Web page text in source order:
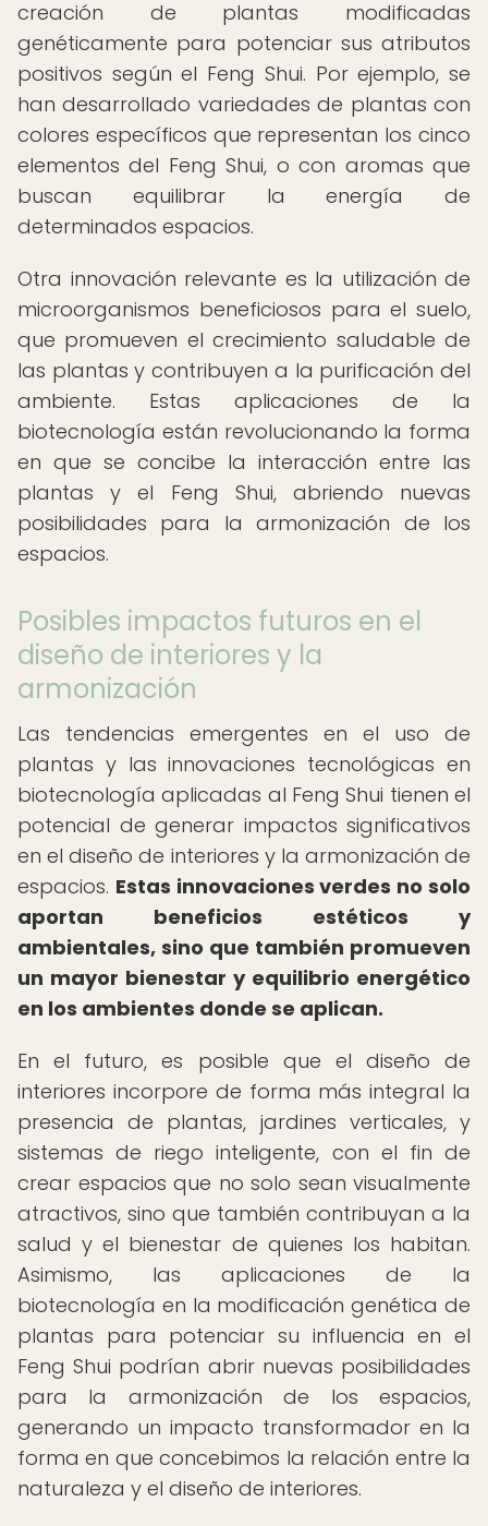
creación de plantas modificadas
genéticamente para potenciar sus atributos
positivos según el Feng Shui. Por ejemplo, se
han desarrollado variedades de plantas con
colores específicos que representan los cinco
elementos del Feng Shui, o con aromas que
buscan equilibrar la energía de
determinados espacios.
Otra innovación relevante es la utilización de
microorganismos beneficiosos para el suelo,
que promueven el crecimiento saludable de
las plantas y contribuyen a la purificación del
ambiente. Estas aplicaciones de la
biotecnología están revolucionando la forma
en que se concibe la interacción entre las
plantas y el Feng Shui, abriendo nuevas
posibilidades para la armonización de los
espacios.
Posibles impactos futuros en el
diseño de interiores y la
armonización
Las tendencias emergentes en el uso de
plantas y las innovaciones tecnológicas en
biotecnología aplicadas al Feng Shui tienen el
potencial de generar impactos significativos
en el diseño de interiores y la armonización de
espacios. Estas innovaciones verdes no solo
aportan beneficios estéticos y
ambientales, sino que también promueven
un mayor bienestar y equilibrio energético
en los ambientes donde se aplican.
En el futuro, es posible que el diseño de
interiores incorpore de forma más integral la
presencia de plantas, jardines verticales, y
sistemas de riego inteligente, con el fin de
crear espacios que no solo sean visualmente
atractivos, sino que también contribuyan a la
salud y el bienestar de quienes los habitan.
Asimismo, las aplicaciones de la
biotecnología en la modificación genética de
plantas para potenciar su influencia en el
Feng Shui podrían abrir nuevas posibilidades
para la armonización de los espacios,
generando un impacto transformador en la
forma en que concebimos la relación entre la
naturaleza y el diseño de interiores.